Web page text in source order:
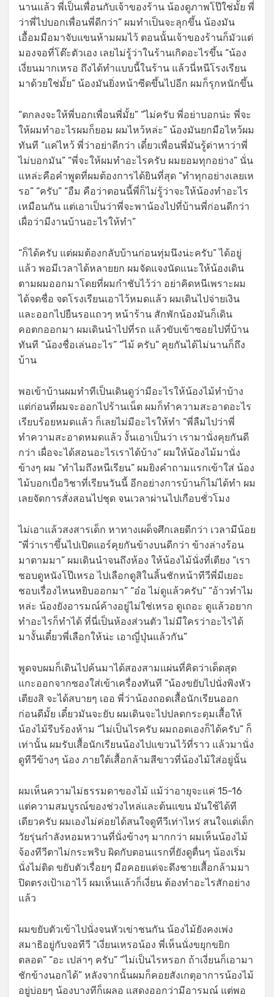
นานแล้ว พี่เป็นเพื่อนกับเจ้าของร้าน น้องดูภาพโป๊ใช่มั้ย พี่
ว่าพี่ไปบอกเพื่อนพี่ดีกว่า” ผมทำเป็นจะลุกขึ้น น้องมัน
เอื้อมมือมาจับแขนห้ามผมไว้ ตอนนั้นเจ้าของร้านก็มัวแต่
มองจอที่โต๊ะตัวเอง เลยไม่รู้ว่าในร้านเกิดอะไรขึ้น “น้อง
เงี่ยนมากเหรอ ถึงได้ทำแบบนี้ในร้าน แล้วนี่หนีโรงเรียน
มาด้วยใช่มั้ย” น้องมันยิ่งหน้าซีดขึ้นไปอีก ผมก็รุกหนักขึ้น
“ตกลงจะให้พี่บอกเพื่อนพี่มั้ย” “ไม่ครับ พี่อย่าบอกน่ะ พี่จะ
ให้ผมทำอะไรผมก็ยอม ผมไหว้หล่ะ” น้องมันยกมือไหว้ผม
ทันที “แค่ไหว้ พี่ว่าอย่าดีกว่า เดี๋ยวเพื่อนพี่มันรู้ด่าหาว่าพี่
ไม่บอกมัน” “พี่จะให้ผมทำอะไรครับ ผมยอมทุกอย่าง” นั่น
แหล่ะคือคำพูดที่ผมต้องการได้ยินที่สุด “ทำทุกอย่างเลยเห
รอ” “ครับ” “อืม คือว่าตอนนี้พี่ก็ไม่รู้ว่าจะให้น้องทำอะไร
เหมือนกัน แต่เอาเป็นว่าพี่จะพาน้องไปที่บ้านพี่ก่อนดีกว่า
เผื่อว่ามีงานบ้านอะไรให้ทำ”
“ก็ได้ครับ แต่ผมต้องกลับบ้านก่อนทุ่มนึงน่ะครับ” ได้อยู่
แล้ว พอมีเวลาได้หลายยก ผมจัดแจงนัดแนะให้น้องเดิน
ตามผมออกมาโดยที่ผมกำชับไว้ว่า อย่าคิดหนีเพราะผม
ได้จดชื่อ จดโรงเรียนเอาไว้หมดแล้ว ผมเดินไปจ่ายเงิน
และออกไปยืนรอแถวๆ หน้าร้าน สักพักน้องมันก็เดิน
คอตกออกมา ผมเดินนำไปที่รถ แล้วขับเข้าซอยไปที่บ้าน
ทันที “น้องชื่อเล่นอะไร” “ไม้ ครับ” คุยกันได้ไม่นานก็ถึง
บ้าน
พอเข้าบ้านผมทำทีเป็นเดินดูว่ามีอะไรให้น้องไม้ทำบ้าง
แต่ก่อนที่ผมจะออกไปร้านเน็ต ผมก็ทำความสะอาดอะไร
เรียบร้อยหมดแล้ว ก็เลยไม่มีอะไรให้ทำ “พี่ลืมไปว่าพี่
ทำความสะอาดหมดแล้ว งั้นเอาเป็นว่า เรามานั่งคุยกันดี
กว่า เผื่อจะได้สอนอะไรเราได้บ้าง” ผมให้น้องไม้มานั่ง
ข้างๆ ผม “ทำไมถึงหนีเรียน” ผมยิงคำถามแรกเข้าใส่ น้อง
ไม้บอกเบื่อวิชาที่เรียนวันนี้ อีกอย่างการบ้านก็ไม่ได้ทำ ผม
เลยจัดการสั่งสอนไปชุด จนเวลาผ่านไปเกือบชั่วโมง
ไม่เอาแล้วสงสารเด็ก หาทางเผด็จศึกเลยดีกว่า เวลามีน้อย
“พี่ว่าเราขึ้นไปเปิดแอร์คุยกันข้างบนดีกว่า ข้างล่างร้อน
มาตามมา” ผมเดินนำจนถึงห้อง ให้น้องไม้นั่งที่เตียง “เรา
ชอบดูหนังโป๊เหรอ ไปเลือกดูสิในลิ้นชักหน้าทีวีพี่มีเยอะ
ชอบเรื่องไหนหยิบออกมา” “อ๋อ ไม่ดูแล้วครับ” “อ้าวทำไม
หล่ะ น้องยังอารมณ์ค้างอยู่ไม่ใช่เหรอ ดูเถอะ ดูแล้วอยาก
ทำอะไรก็ทำได้ ที่นี่เป็นห้องส่วนตัว ไม่มีใครว่าอะไรได้
มางั้นเดี๋ยวพี่เลือกให้น่ะ เอาญี่ปุ่นแล้วกัน”
พูดจบผมก็เดินไปค้นมาได้สองสามแผ่นที่คิดว่าเด็ดสุด
แกะออกจากซองใส่เข้าเครื่องทันที “น้องขยับไปนั่งพิงหัว
เตียงสิ จะได้สบายๆ เออ พี่ว่าน้องถอดเสื้อนักเรียนออก
ก่อนดีมั้ย เดี๋ยวมันจะยับ ผมเดินจะไปปลดกระดุมเสื้อให้
น้องไม้รีบร้องห้าม “ไม่เป็นไรครับ ผมถอดเองก็ได้ครับ” ก็
เท่านั้น ผมรับเสื้อนักเรียนน้องไปแขวนไว้ที่ราว แล้วมานั่ง
ดูทีวีข้างๆ น้อง ภายใต้เสื้อกล้ามสีขาวที่น้องไม้ใส่อยู่นั้น
ผมเห็นความไม่ธรรมดาของไม้ แม้ว่าอายุจะแค่ 15-16
แต่ความสมบูรณ์ของช่วงไหล่และต้นแขน มันใช้ได้ที
เดียวครับ ผมเองไม่ค่อยได้สนใจดูทีวีเท่าไหร่ สนใจแต่เด็ก
วัยรุ่นกำลังหอมหวานที่นั่งข้างๆ มากกว่า ผมเห็นน้องไม้
จ้องทีวีตาไม่กระพริบ ผิดกับตอนแรกที่ยังดูตื่นๆ น้องเริ่ม
นั่งไม่ติด ขยับตัวเรื่อยๆ มือคอยแต่จะดึงชายเสื้อกล้ามมา
ปิดตรงเป้าเอาไว้ ผมเห็นแล้วก็เงี่ยน ต้องทำอะไรสักอย่าง
แล้ว
ผมขยับตัวเข้าไปนั่งจนหัวเข่าชนกัน น้องไม้ยังคงเพ่ง
สมาธิอยู่กับจอทีวี “เงี่ยนเหรอน้อง พี่เห็นนั่งขยุกขยิก
ตลอด” “อะ เปล่าๆ ครับ” “ไม่เป็นไรหรอก ถ้าเงี่ยนก็เอามา
ชักข้างนอกได้” หลังจากนั้นผมก็คอยสังเกตุอาการน้องไม้
อยู่บ่อยๆ น้องบางทีก็เผลอ แสดงออกว่ามีอารมณ์ แต่พอ